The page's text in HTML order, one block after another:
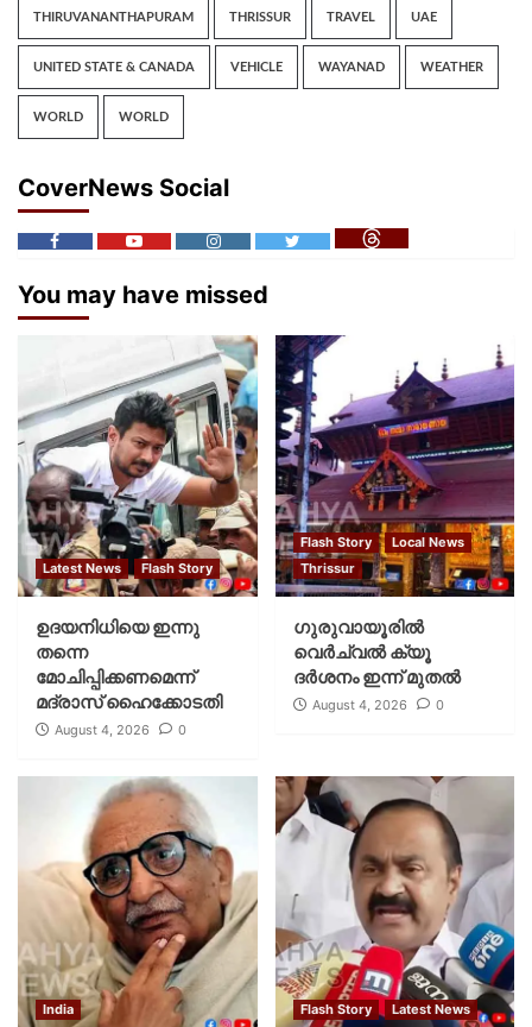
THIRUVANANTHAPURAM THRISSUR TRAVEL UAE
UNITED STATE & CANADA VEHICLE WAYANAD WEATHER
WORLD WORLD
CoverNews Social
You may have missed
Latest News Flash Story
ഉദയനിധിയെ ഇന്നു
തന്നെ
മോചിപ്പിക്കണമെന്ന്
മദ്രാസ് ഹൈക്കോടതി
August 4, 2026 0
Flash Story
Local News
Thrissur
ഗുരുവായൂരില്‍
വെര്‍ച്വല്‍ ക്യൂ
ദര്‍ശനം ഇന്ന് മുതല്‍
August 4, 2026 0
India Flash Story Latest News